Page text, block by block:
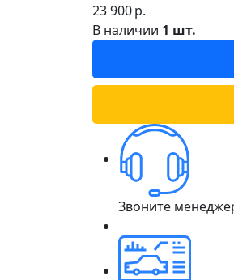
23 900р.
В наличии 1 шт.
Звоните